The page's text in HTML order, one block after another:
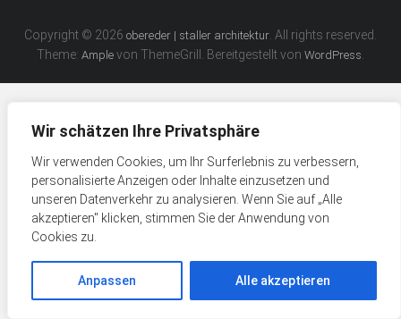
Wir schätzen Ihre Privatsphäre
Wir verwenden Cookies, um Ihr Surferlebnis zu verbessern,
personalisierte Anzeigen oder Inhalte einzusetzen und
unseren Datenverkehr zu analysieren. Wenn Sie auf „Alle
akzeptieren" klicken, stimmen Sie der Anwendung von
Cookies zu.
Anpassen Alle akzeptieren
Copyright © 2026 obereder | staller architektur. All rights reserved.
Theme: Amplevon ThemeGrill. Bereitgestellt von WordPress